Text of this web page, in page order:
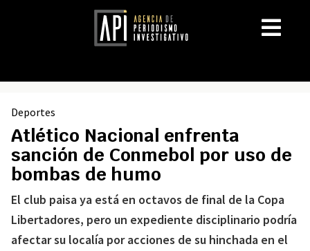
Deportes
Atlético Nacional enfrenta
sanción de Conmebol por uso de
bombas de humo
El club paisa ya está en octavos de final de la Copa
Libertadores, pero un expediente disciplinario podría
afectar su localía por acciones de su hinchada en el